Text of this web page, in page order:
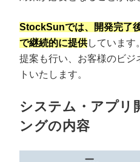
StockSunでは、開発完了
で継続的に提供しています
提案も行い、お客様のビジ
トいたします。
システム・アプリ
ングの内容